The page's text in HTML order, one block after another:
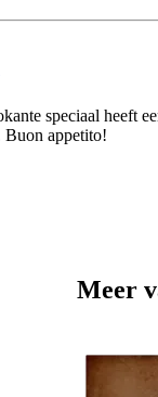
speciaal heeft
Buon appetito!
Meer